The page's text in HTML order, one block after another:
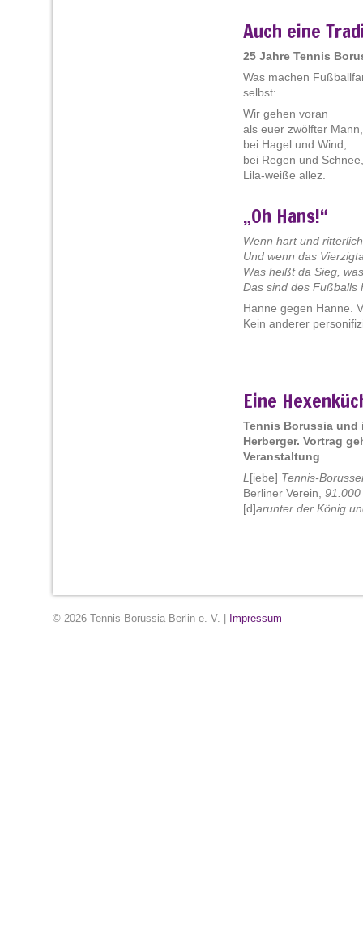
Auch eine
25 Jahre Tennis
Was machen
selbst:
Wir gehen voran
als euer zwölfter Mann,
bei Hagel und Wind,
bei Regen und Schnee,
Lila-weiße allez.
Regen und Schnee und Sturmgebraus„Oh Hans!“
Wenn hart und
Und wenn das
Was heißt da Sieg,
Das sind des Fußballs
Hanne gegen Hanne.
Kein anderer
Eine
Tennis Borussia und
Herberger. Vortrag
Veranstaltung
L [iebe] Tennis-
Berliner Verein, 91.000
[d]arunter der König
© 2026 Tennis Borussia Berlin e. V. | Impressum